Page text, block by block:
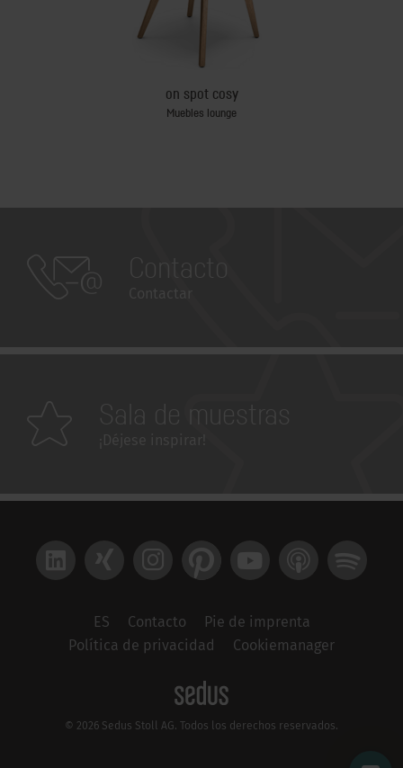
on spot cosy
Muebles lounge
© 2026 Sedus Stoll AG. Todos los derechos reservados.
ES Contacto
Pie de imprenta
Política de privacidad
Cookiemanager
Pinterest